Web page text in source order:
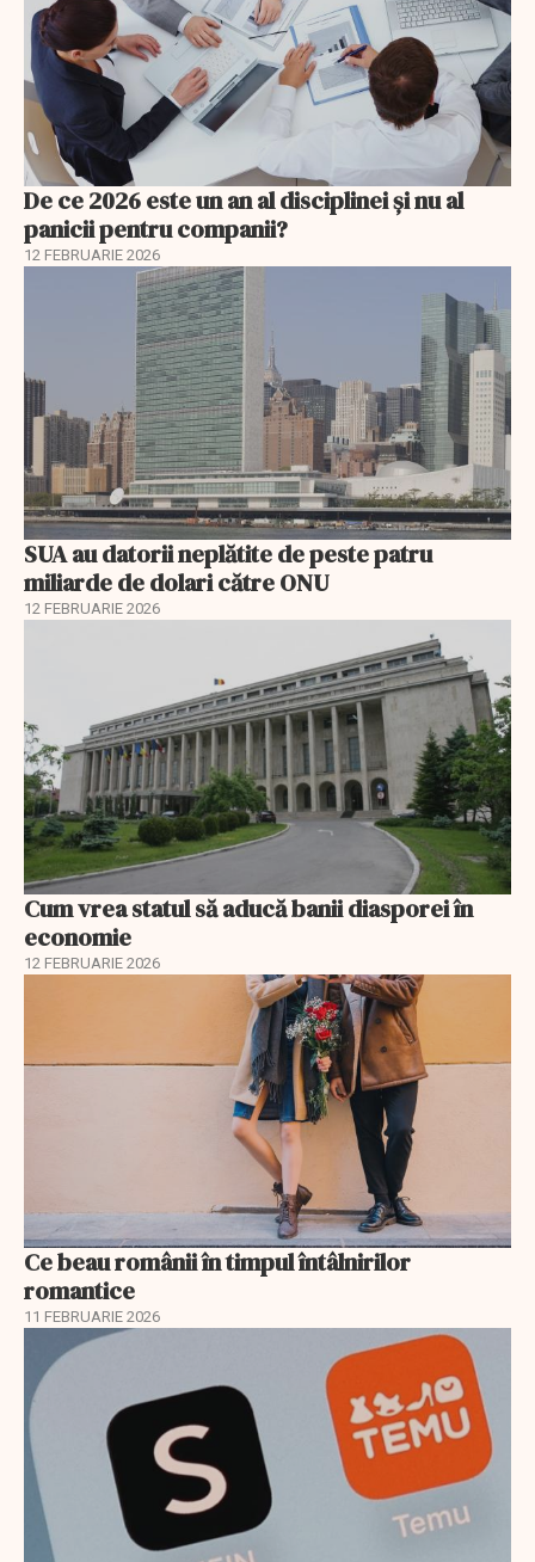
De ce 2026 este un an al disciplinei și nu al
panicii pentru companii?
12 FEBRUARIE 2026
SUA au datorii neplătite de peste patru
miliarde de dolari către ONU
12 FEBRUARIE 2026
Cum vrea statul să aducă banii diasporei în
economie
12 FEBRUARIE 2026
Ce beau românii în timpul întâlnirilor
romantice
11 FEBRUARIE 2026